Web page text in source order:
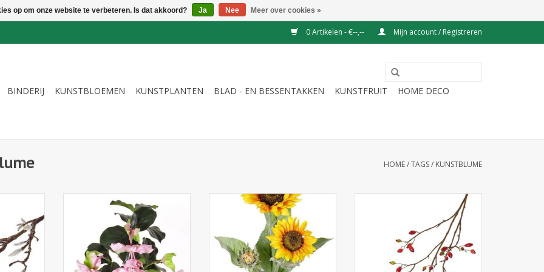
0 Artikelen - €--,-- Mijn account / Registreren
BINDERIJ KUNSTBLOEMEN KUNSTPLANTEN BLAD - EN BESSENTAKKEN KUNSTFRUIT
HOME DECO
HOME/TAGS/ KUNSTBLUME
731202 - Medinilla magnifica , 4
bloemen (2 groot / 2 medium), 24
blad, PU stengels, Ø 55cm, h.
65cm, in pot
133017GE - Zonnebloem
(Helianthus) 2 bloemen,
(ø12/15cm), 1 knop, 7 bladeren,
flocked, 86cm
Hondsrozenbotteltak (Rosa
canina) 41fruits, 109cm
op om onze website te verbeteren. Is dat akkoord? Ja Nee Meer over cookies »